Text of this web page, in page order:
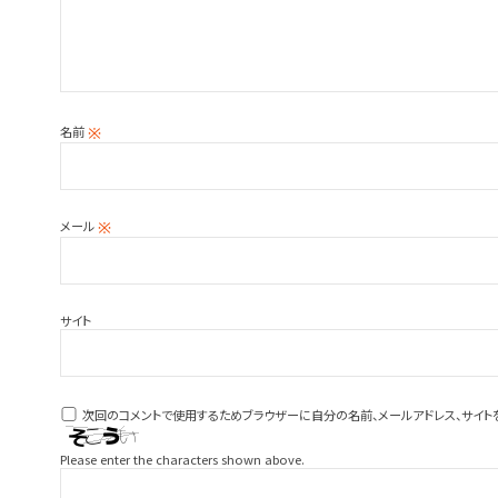
名前※
メール※
サイト
次回のコメントで使用するためブラウザーに自分の名前、メールアドレス、サイト
Please enter the characters shown above.